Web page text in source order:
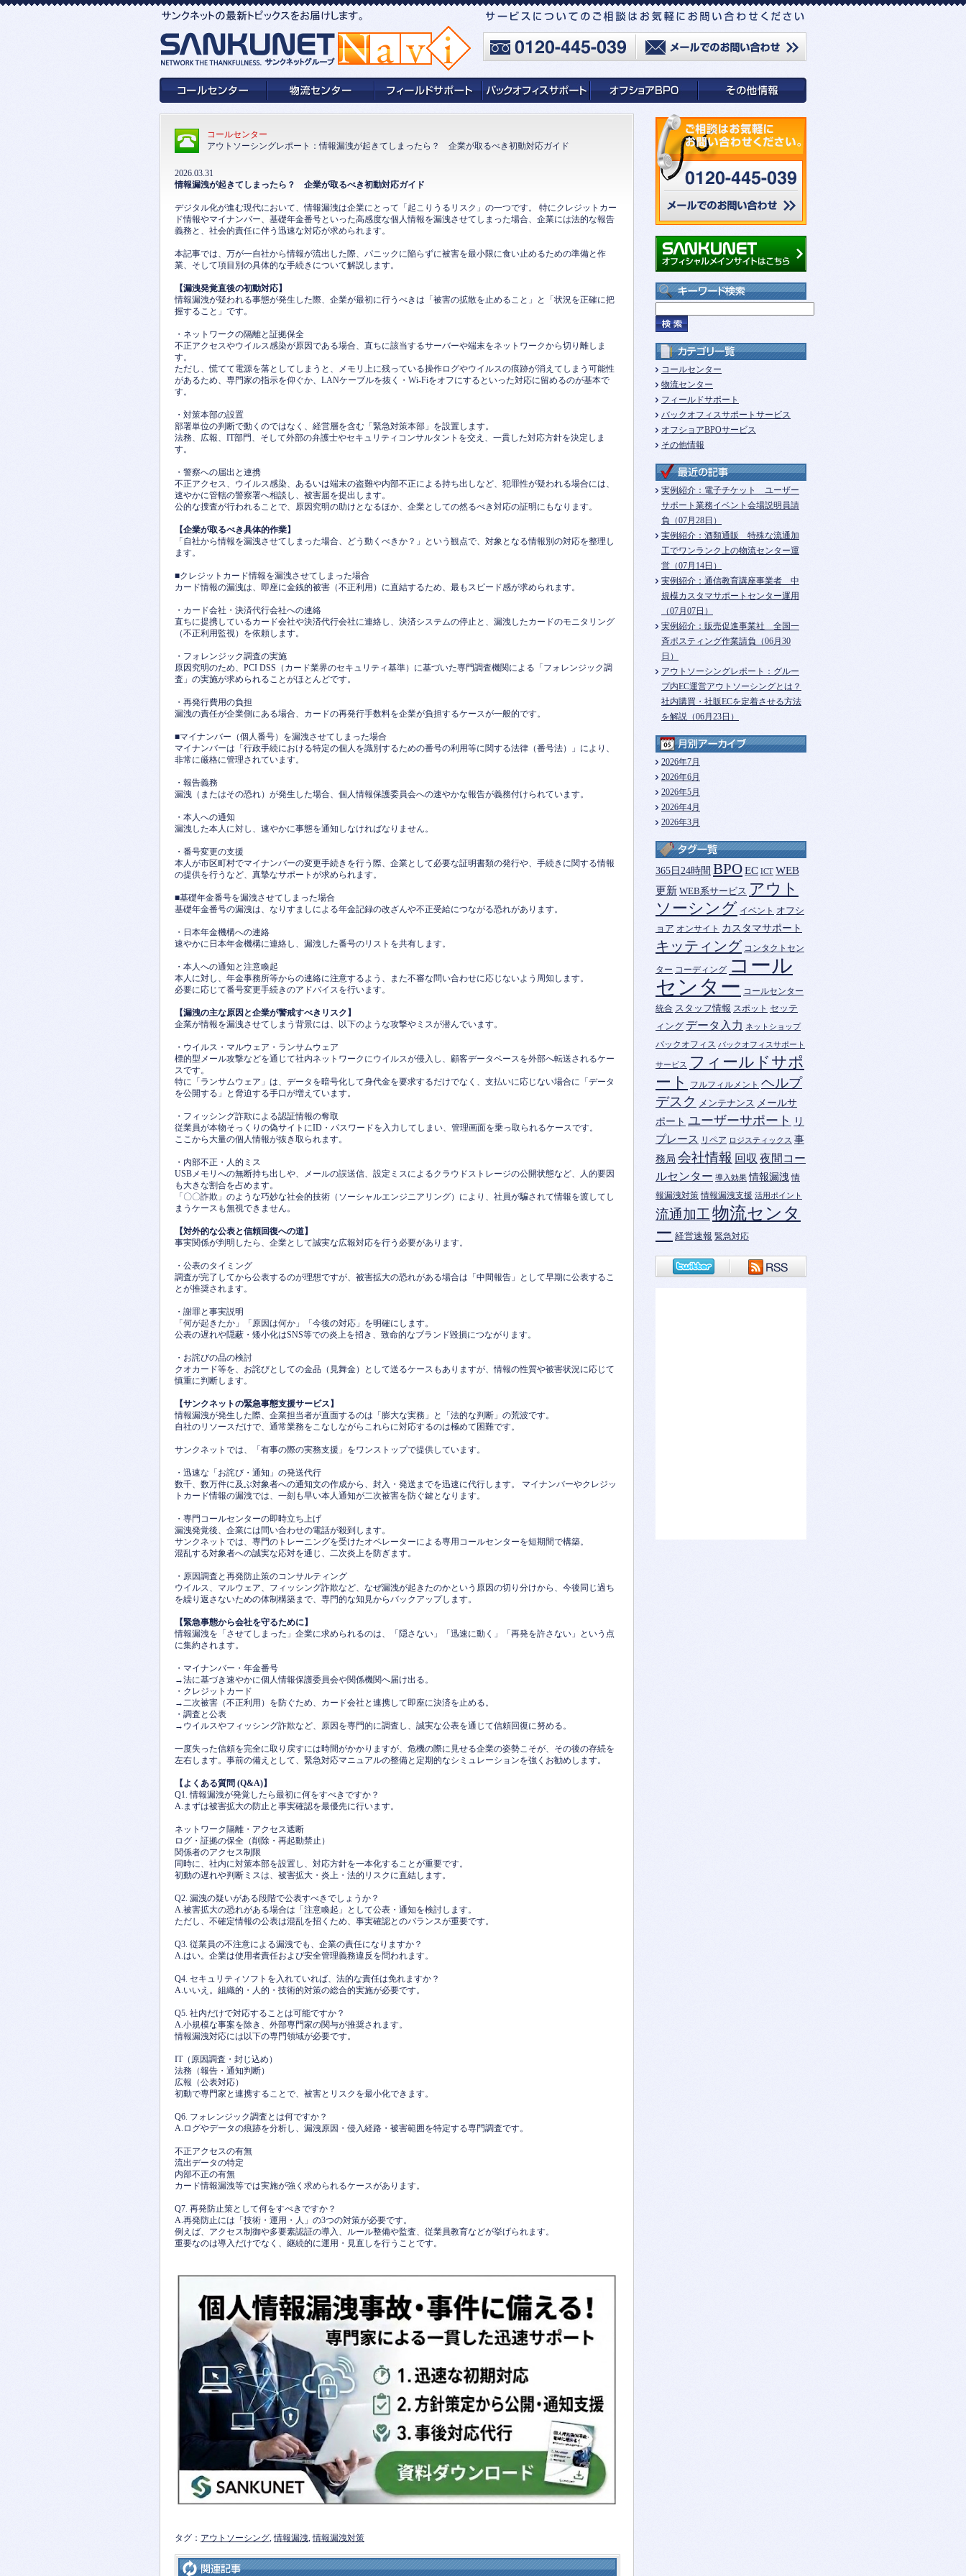
コールセンター
アウトソーシングレポート：情報漏洩が起きてしまったら？ 企業が取るべき初動対応ガイド
2026.03.31
情報漏洩が起きてしまったら？ 企業が取るべき初動対応ガイド
デジタル化が進む現代において、情報漏洩は企業にとって「起こりうるリスク」の一つです。 特にクレジットカー
ド情報やマイナンバー、基礎年金番号といった高感度な個人情報を漏洩させてしまった場合、企業には法的な報告
義務と、社会的責任に伴う迅速な対応が求められます。
本記事では、万が一自社から情報が流出した際、パニックに陥らずに被害を最小限に食い止めるための準備と作
業、そして項目別の具体的な手続きについて解説します。
【漏洩発覚直後の初動対応】
情報漏洩が疑われる事態が発生した際、企業が最初に行うべきは「被害の拡散を止めること」と「状況を正確に把
握すること」です。
・ネットワークの隔離と証拠保全
不正アクセスやウイルス感染が原因である場合、直ちに該当するサーバーや端末をネットワークから切り離しま
す。
ただし、慌てて電源を落としてしまうと、メモリ上に残っている操作ログやウイルスの痕跡が消えてしまう可能性
があるため、専門家の指示を仰ぐか、LANケーブルを抜く・Wi-Fiをオフにするといった対応に留めるのが基本で
す。
・対策本部の設置
部署単位の判断で動くのではなく、経営層を含む「緊急対策本部」を設置します。
法務、広報、IT部門、そして外部の弁護士やセキュリティコンサルタントを交え、一貫した対応方針を決定しま
す。
・警察への届出と連携
不正アクセス、ウイルス感染、あるいは端末の盗難や内部不正による持ち出しなど、犯罪性が疑われる場合には、
速やかに管轄の警察署へ相談し、被害届を提出します。
公的な捜査が行われることで、原因究明の助けとなるほか、企業としての然るべき対応の証明にもなります。
【企業が取るべき具体的作業】
「自社から情報を漏洩させてしまった場合、どう動くべきか？」という観点で、対象となる情報別の対応を整理し
ます。
■クレジットカード情報を漏洩させてしまった場合
カード情報の漏洩は、即座に金銭的被害（不正利用）に直結するため、最もスピード感が求められます。
・カード会社・決済代行会社への連絡
直ちに提携しているカード会社や決済代行会社に連絡し、決済システムの停止と、漏洩したカードのモニタリング
（不正利用監視）を依頼します。
・フォレンジック調査の実施
原因究明のため、PCI DSS（カード業界のセキュリティ基準）に基づいた専門調査機関による「フォレンジック調
査」の実施が求められることがほとんどです。
・再発行費用の負担
漏洩の責任が企業側にある場合、カードの再発行手数料を企業が負担するケースが一般的です。
■マイナンバー（個人番号）を漏洩させてしまった場合
マイナンバーは「行政手続における特定の個人を識別するための番号の利用等に関する法律（番号法）」により、
非常に厳格に管理されています。
・報告義務
漏洩（またはその恐れ）が発生した場合、個人情報保護委員会への速やかな報告が義務付けられています。
・本人への通知
漏洩した本人に対し、速やかに事態を通知しなければなりません。
・番号変更の支援
本人が市区町村でマイナンバーの変更手続きを行う際、企業として必要な証明書類の発行や、手続きに関する情報
の提供を行うなど、真摯なサポートが求められます。
■基礎年金番号を漏洩させてしまった場合
基礎年金番号の漏洩は、なりすましによる年金記録の改ざんや不正受給につながる恐れがあります。
・日本年金機構への連絡
速やかに日本年金機構に連絡し、漏洩した番号のリストを共有します。
・本人への通知と注意喚起
本人に対し、年金事務所等からの連絡に注意するよう、また不審な問い合わせに応じないよう周知します。
必要に応じて番号変更手続きのアドバイスを行います。
【漏洩の主な原因と企業が警戒すべきリスク】
企業が情報を漏洩させてしまう背景には、以下のような攻撃やミスが潜んでいます。
・ウイルス・マルウェア・ランサムウェア
標的型メール攻撃などを通じて社内ネットワークにウイルスが侵入し、顧客データベースを外部へ転送されるケー
スです。
特に「ランサムウェア」は、データを暗号化して身代金を要求するだけでなく、支払いに応じない場合に「データ
を公開する」と脅迫する手口が増えています。
・フィッシング詐欺による認証情報の奪取
従業員が本物そっくりの偽サイトにID・パスワードを入力してしまい、管理画面を乗っ取られるケースです。
ここから大量の個人情報が抜き取られます。
・内部不正・人的ミス
USBメモリへの無断持ち出しや、メールの誤送信、設定ミスによるクラウドストレージの公開状態など、人的要因
も大きな割合を占めます。
「〇〇詐欺」のような巧妙な社会的技術（ソーシャルエンジニアリング）により、社員が騙されて情報を渡してし
まうケースも無視できません。
【対外的な公表と信頼回復への道】
事実関係が判明したら、企業として誠実な広報対応を行う必要があります。
・公表のタイミング
調査が完了してから公表するのが理想ですが、被害拡大の恐れがある場合は「中間報告」として早期に公表するこ
とが推奨されます。
・謝罪と事実説明
「何が起きたか」「原因は何か」「今後の対応」を明確にします。
公表の遅れや隠蔽・矮小化はSNS等での炎上を招き、致命的なブランド毀損につながります。
・お詫びの品の検討
クオカード等を、お詫びとしての金品（見舞金）として送るケースもありますが、情報の性質や被害状況に応じて
慎重に判断します。
【サンクネットの緊急事態支援サービス】
情報漏洩が発生した際、企業担当者が直面するのは「膨大な実務」と「法的な判断」の荒波です。
自社のリソースだけで、通常業務をこなしながらこれらに対応するのは極めて困難です。
サンクネットでは、「有事の際の実務支援」をワンストップで提供しています。
・迅速な「お詫び・通知」の発送代行
数千、数万件に及ぶ対象者への通知文の作成から、封入・発送までを迅速に代行します。 マイナンバーやクレジッ
トカード情報の漏洩では、一刻も早い本人通知が二次被害を防ぐ鍵となります。
・専門コールセンターの即時立ち上げ
漏洩発覚後、企業には問い合わせの電話が殺到します。
サンクネットでは、専門のトレーニングを受けたオペレーターによる専用コールセンターを短期間で構築。
混乱する対象者への誠実な応対を通じ、二次炎上を防ぎます。
・原因調査と再発防止策のコンサルティング
ウイルス、マルウェア、フィッシング詐欺など、なぜ漏洩が起きたのかという原因の切り分けから、今後同じ過ち
を繰り返さないための体制構築まで、専門的な知見からバックアップします。
【緊急事態から会社を守るために】
情報漏洩を「させてしまった」企業に求められるのは、「隠さない」「迅速に動く」「再発を許さない」という点
に集約されます。
・マイナンバー・年金番号
→法に基づき速やかに個人情報保護委員会や関係機関へ届け出る。
・クレジットカード
→二次被害（不正利用）を防ぐため、カード会社と連携して即座に決済を止める。
・調査と公表
→ウイルスやフィッシング詐欺など、原因を専門的に調査し、誠実な公表を通じて信頼回復に努める。
一度失った信頼を完全に取り戻すには時間がかかりますが、危機の際に見せる企業の姿勢こそが、その後の存続を
左右します。事前の備えとして、緊急対応マニュアルの整備と定期的なシミュレーションを強くお勧めします。
【よくある質問 (Q&A)】
Q1. 情報漏洩が発覚したら最初に何をすべきですか？
A.まずは被害拡大の防止と事実確認を最優先に行います。
ネットワーク隔離・アクセス遮断
ログ・証拠の保全（削除・再起動禁止）
関係者のアクセス制限
同時に、社内に対策本部を設置し、対応方針を一本化することが重要です。
初動の遅れや判断ミスは、被害拡大・炎上・法的リスクに直結します。
Q2. 漏洩の疑いがある段階で公表すべきでしょうか？
A.被害拡大の恐れがある場合は「注意喚起」として公表・通知を検討します。
ただし、不確定情報の公表は混乱を招くため、事実確認とのバランスが重要です。
Q3. 従業員の不注意による漏洩でも、企業の責任になりますか？
A.はい。企業は使用者責任および安全管理義務違反を問われます。
Q4. セキュリティソフトを入れていれば、法的な責任は免れますか？
A.いいえ。組織的・人的・技術的対策の総合的実施が必要です。
Q5. 社内だけで対応することは可能ですか？
A.小規模な事案を除き、外部専門家の関与が推奨されます。
情報漏洩対応には以下の専門領域が必要です。
IT（原因調査・封じ込め）
法務（報告・通知判断）
広報（公表対応）
初動で専門家と連携することで、被害とリスクを最小化できます。
Q6. フォレンジック調査とは何ですか？
A.ログやデータの痕跡を分析し、漏洩原因・侵入経路・被害範囲を特定する専門調査です。
不正アクセスの有無
流出データの特定
内部不正の有無
カード情報漏洩等では実施が強く求められるケースがあります。
Q7. 再発防止策として何をすべきですか？
A.再発防止には「技術・運用・人」の3つの対策が必要です。
例えば、アクセス制御や多要素認証の導入、ルール整備や監査、従業員教育などが挙げられます。
重要なのは導入だけでなく、継続的に運用・見直しを行うことです。
タグ： アウトソーシング,情報漏洩,情報漏洩対策
コールセンター
物流センター
フィールドサポート
バックオフィスサポートサービス
オフショアBPOサービス
その他情報
実例紹介：電子チケット ユーザー
サポート業務イベント会場説明員請
負（07月28日）
実例紹介：酒類通販 特殊な流通加
工でワンランク上の物流センター運
営（07月14日）
実例紹介：通信教育講座事業者 中
規模カスタマサポートセンター運用
（07月07日）
実例紹介：販売促進事業社 全国一
斉ポスティング作業請負（06月30
日）
アウトソーシングレポート：グルー
プ内EC運営アウトソーシングとは？
社内購買・社販ECを定着させる方法
を解説（06月23日）
2026年7月
2026年6月
2026年5月
2026年4月
2026年3月
365日24時間 BPOEC ICT WEB
更新 WEB系サービス アウト
ソーシング イベント オフシ
ョア オンサイト カスタマサポート
キッティング コンタクトセン
ター コーディング コール
センター コールセンター
統合 スタッフ情報 スポット セッテ
ィング データ入力 ネットショップ
バックオフィス バックオフィスサポート
サービス
フィールドサポ
ート
フルフィルメント ヘルプ
デスク メンテナンス メールサ
ポート ユーザーサポート
リ
プレース リペア ロジスティックス 事
務局 会社情報 回収 夜間コー
ルセンター 導入効果 情報漏洩 情
報漏洩対策 情報漏洩支援 活用ポイント
流通加工 物流センタ
ー 経営速報 緊急対応